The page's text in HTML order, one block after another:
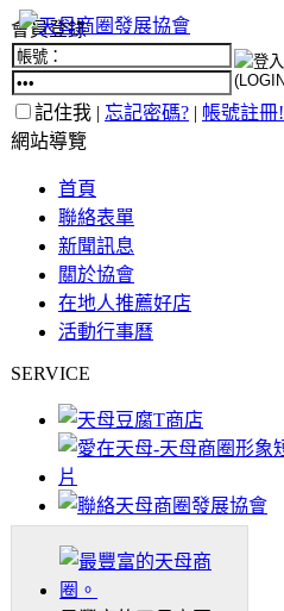
會員登錄
記住我 | 忘記密碼? | 帳號註冊!
網站導覽
首頁
聯絡表單
新聞訊息
關於協會
在地人推薦好店
活動行事曆
SERVICE